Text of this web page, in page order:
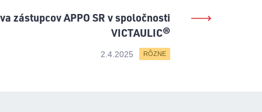
zástupcov APPO SR v spoločnosti
VICTAULIC®
2.4.2025 RÔZNE